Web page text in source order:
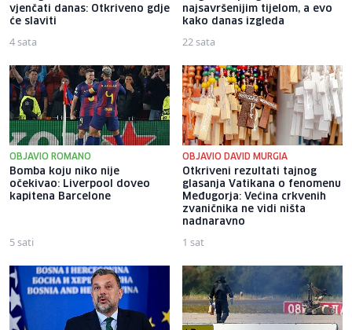
vjenčati danas: Otkriveno gdje
će slaviti
4 sata
najsavršenijim tijelom, a evo
kako danas izgleda
22 sata
OBJAVIO ROMANO
Bomba koju niko nije
očekivao: Liverpool doveo
kapitena Barcelone
5 sati
OBJAVIO DAVID MURGIA
Otkriveni rezultati tajnog
glasanja Vatikana o fenomenu
Međugorja: Većina crkvenih
zvaničnika ne vidi ništa
nadnaravno
1 sat